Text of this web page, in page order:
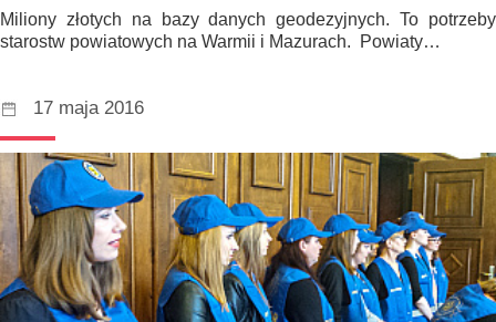
Miliony złotych na bazy danych geodezyjnych. To potrzeby
starostw powiatowych na Warmii i Mazurach. Powiaty…
17 maja 2016